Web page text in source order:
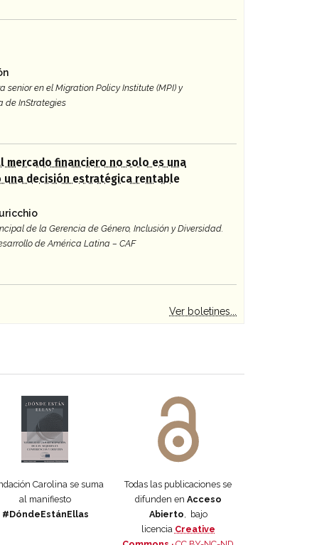
senior en el Migration Policy Institute (MPI) y
de InStrategies
mercado financiero no solo es una
una decisión estratégica rentable
de la Gerencia de Género, Inclusión y Diversidad.
de América Latina – CAF
Ver boletines...
Carolina se suma
al manifiesto
#DóndeEstánEllas
Todas las publicaciones se
difunden en Acceso
Abierto , bajo
licencia Creative